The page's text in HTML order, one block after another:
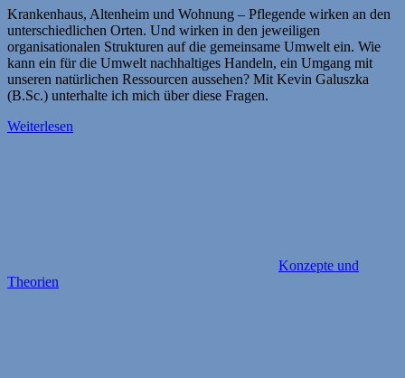
Krankenhaus, Altenheim und Wohnung – Pflegende wirken an den
unterschiedlichen Orten. Und wirken in den jeweiligen
organisationalen Strukturen auf die gemeinsame Umwelt ein. Wie
kann ein für die Umwelt nachhaltiges Handeln, ein Umgang mit
unseren natürlichen Ressourcen aussehen? Mit Kevin Galuszka
(B.Sc.) unterhalte ich mich über diese Fragen.
Weiterlesen
Konzepte und
Theorien